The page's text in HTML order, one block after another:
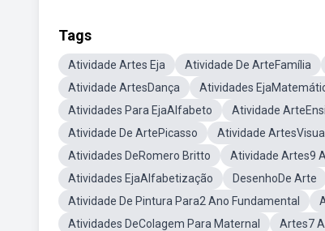
Tags
Atividade Artes Eja Atividade De ArteFamília
Atividade ArtesDança
Atividades
Atividades Para EjaAlfabeto
Atividade
Atividade De ArtePicasso
Atividade
Atividades DeRomero Britto
Atividade Artes9
Atividades EjaAlfabetização
DesenhoDe Arte
Atividade De Pintura Para2 Ano Fundamental
Atividades DeColagem Para Maternal
Artes7